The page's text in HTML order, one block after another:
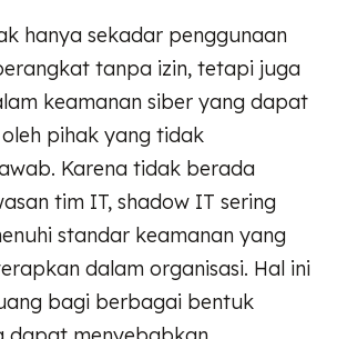
hanya sekadar penggunaan
tanpa izin, tetapi juga
keamanan siber yang dapat
pihak yang tidak
Karena tidak berada
tim IT, shadow IT sering
standar keamanan yang
dalam organisasi. Hal ini
bagi berbagai bentuk